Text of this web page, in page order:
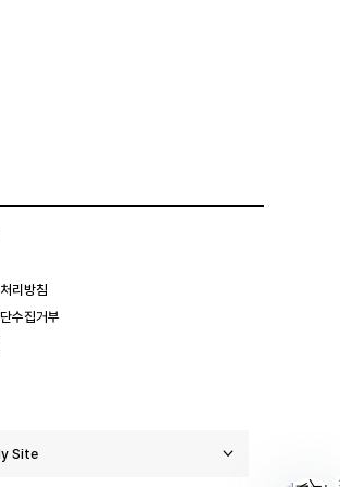
리방침
수집거부
Site